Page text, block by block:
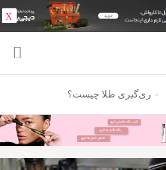
ری‌گیری طلا چیست؟
X